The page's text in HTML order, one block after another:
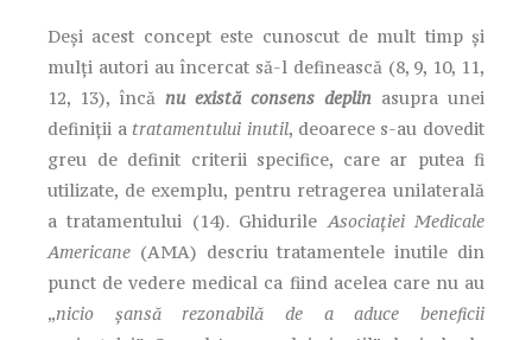
Deși acest concept este cunoscut de mult timp și
mulți autori au încercat să-l definească (8, 9, 10, 11,
12, 13), încă nu există consens deplin asupra unei
definiții a tratamentului inutil, deoarece s-au dovedit
greu de definit criterii specifice, care ar putea fi
utilizate, de exemplu, pentru retragerea unilaterală
a tratamentului (14). GhidurileAsociației Medicale
Americane (AMA) descriu tratamentele inutile din
punct de vedere medical ca fiind acelea care nu au
„nicio șansă rezonabilă de a aduce beneficii